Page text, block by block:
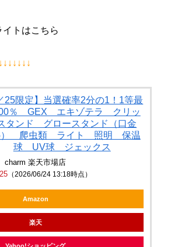
トはこちら
25限定】当選確率2分の1！1等最
％ GEX エキゾテラ クリッ
タンド グロースタンド（口金
） 爬虫類 ライト 照明 保温
球 UV球 ジェックス
charm 楽天市場店
（2026/06/24 13:18時点）
Amazon
楽天